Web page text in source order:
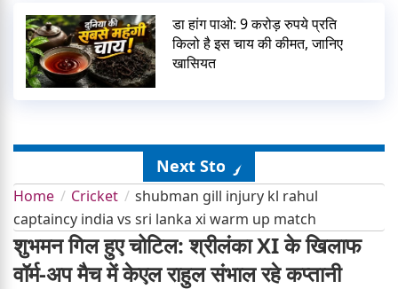
डा हांग पाओ: 9 करोड़ रुपये प्रति
किलो है इस चाय की कीमत, जानिए
खासियत
Next Story
Home Cricket
shubman gill injury kl rahul
captaincy india vs sri lanka xi warm up match
शुभमन गिल हुए चोटिल: श्रीलंका XI के खिलाफ
वॉर्म-अप मैच में केएल राहुल संभाल रहे कप्तानी